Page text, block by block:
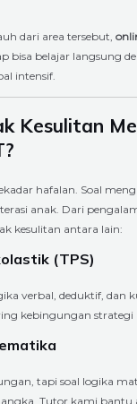
dari area tersebut,
bisa belajar langsung
intensif.
Kesulitan
hafalan. Soal
anak. Dari
kesulitan antara lain:
(TPS)
verbal, deduktif, dan
kebingungan strategi
tapi soal logika
Tutor kami bantu